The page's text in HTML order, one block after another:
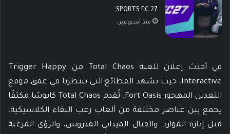
SPORTS FC 27
منذ أسبوعين
في أحدث إعلان للعبة Total Chaos من Trigger Happy
Interactive، حيث نشهد الفظائع التي تنتظرنا في عمق موقع
التعدين المهجور Fort Oasis. تُقدم Total Chaos كابوسًا مكثفًا
يجمع بين عناصر مختلفة من ألعاب رعب البقاء الكلاسيكية،
مثل إدارة الموارد، والقتال الميداني المدروس، والرؤى المرعبة